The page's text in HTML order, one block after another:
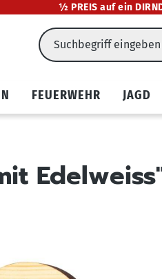
½ PREIS auf ein
FEUERWEHR JAGD